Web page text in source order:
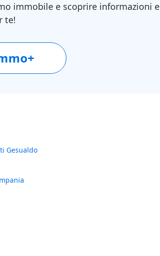
immobile e scoprire informazioni e
te!
Gesualdo